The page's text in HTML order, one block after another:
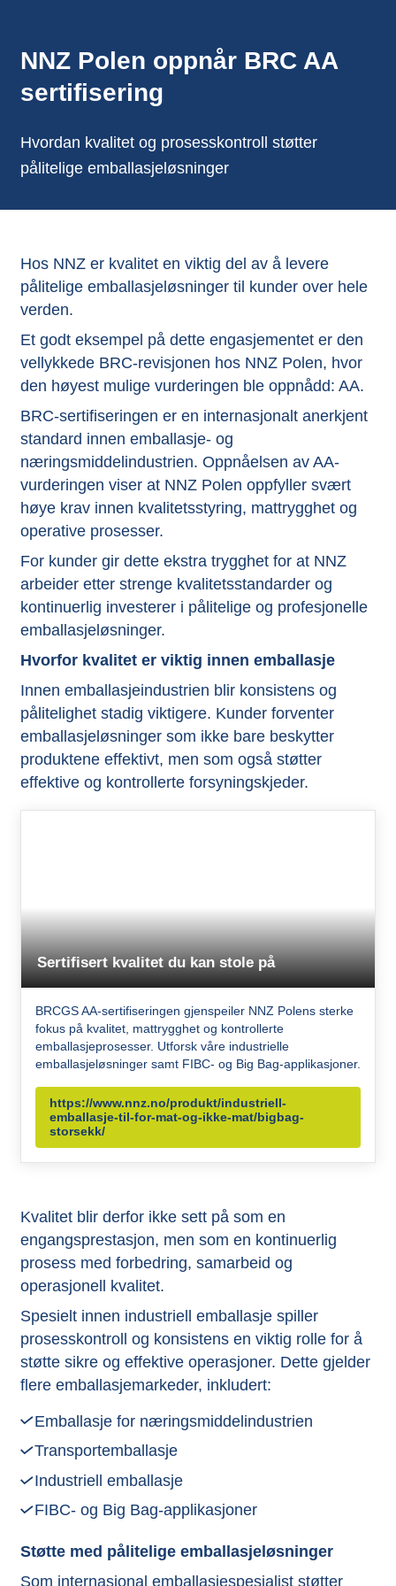
NNZ Polen oppnår BRC AA
sertifisering
Hvordan kvalitet og prosesskontroll støtter
pålitelige emballasjeløsninger
Hos NNZ er kvalitet en viktig del av å levere
pålitelige emballasjeløsninger til kunder over hele
verden.
Et godt eksempel på dette engasjementet er den
vellykkede BRC-revisjonen hos NNZ Polen, hvor
den høyest mulige vurderingen ble oppnådd: AA.
BRC-sertifiseringen er en internasjonalt anerkjent
standard innen emballasje- og
næringsmiddelindustrien. Oppnåelsen av AA-
vurderingen viser at NNZ Polen oppfyller svært
høye krav innen kvalitetsstyring, mattrygghet og
operative prosesser.
For kunder gir dette ekstra trygghet for at NNZ
arbeider etter strenge kvalitetsstandarder og
kontinuerlig investerer i pålitelige og profesjonelle
emballasjeløsninger.
Hvorfor kvalitet er viktig innen emballasje
Innen emballasjeindustrien blir konsistens og
pålitelighet stadig viktigere. Kunder forventer
emballasjeløsninger som ikke bare beskytter
produktene effektivt, men som også støtter
effektive og kontrollerte forsyningskjeder.
Sertifisert kvalitet du kan stole på
BRCGS AA-sertifiseringen gjenspeiler NNZ Polens sterke
fokus på kvalitet, mattrygghet og kontrollerte
emballasjeprosesser. Utforsk våre industrielle
emballasjeløsninger samt FIBC- og Big Bag-applikasjoner.
https://www.nnz.no/produkt/industriell-
emballasje-til-for-mat-og-ikke-mat/bigbag-
storsekk/
Kvalitet blir derfor ikke sett på som en
engangsprestasjon, men som en kontinuerlig
prosess med forbedring, samarbeid og
operasjonell kvalitet.
Spesielt innen industriell emballasje spiller
prosesskontroll og konsistens en viktig rolle for å
støtte sikre og effektive operasjoner. Dette gjelder
flere emballasjemarkeder, inkludert:
Emballasje for næringsmiddelindustrien
Transportemballasje
Industriell emballasje
FIBC- og Big Bag-applikasjoner
Støtte med pålitelige emballasjeløsninger
Som internasjonal emballasjespesialist støtter